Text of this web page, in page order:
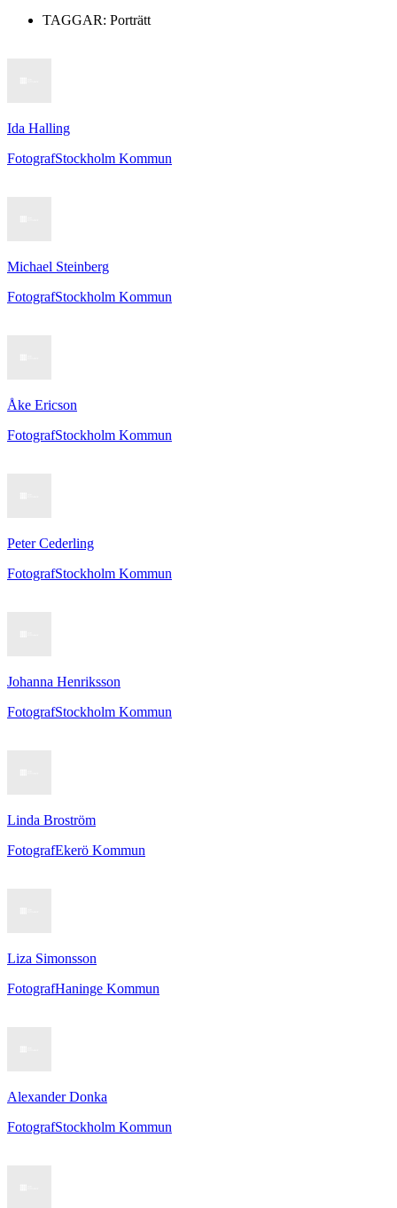
TAGGAR: Porträtt
Ida Halling
FotografStockholm Kommun
Michael Steinberg
FotografStockholm Kommun
Åke Ericson
FotografStockholm Kommun
Peter Cederling
FotografStockholm Kommun
Johanna Henriksson
FotografStockholm Kommun
Linda Broström
FotografEkerö Kommun
Liza Simonsson
FotografHaninge Kommun
Alexander Donka
FotografStockholm Kommun